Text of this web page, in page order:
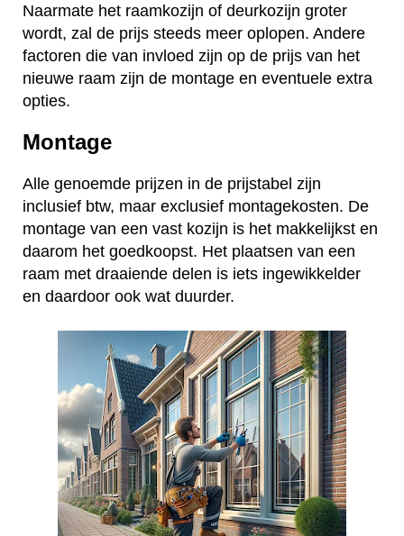
Naarmate het raamkozijn of deurkozijn groter
wordt, zal de prijs steeds meer oplopen. Andere
factoren die van invloed zijn op de prijs van het
nieuwe raam zijn de montage en eventuele extra
opties.
Montage
Alle genoemde prijzen in de prijstabel zijn
inclusief btw, maar exclusief montagekosten. De
montage van een vast kozijn is het makkelijkst en
daarom het goedkoopst. Het plaatsen van een
raam met draaiende delen is iets ingewikkelder
en daardoor ook wat duurder.